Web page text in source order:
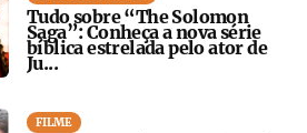
Tudo sobre “The Solomon
Saga”: Conheça a nova série
bíblica estrelada pelo ator de
Ju...
FILME